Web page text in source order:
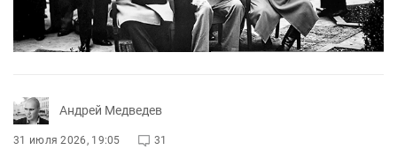
Андрей Медведев
31 июля 2026, 19:05 31